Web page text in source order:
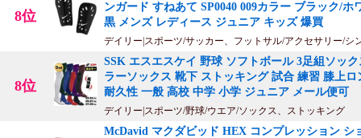
8位
ンガード すねあて SP0040 009カラー ブラック/ホ
黒 メンズ レディース ジュニア キッズ 爆買
デイリー|スポーツ/サッカー、フットサル/アクセサリー/シ
8位
SSK エスエスケイ 野球 ソフトボール 3足組ソッ
ラーソックス 靴下 ストッキング 試合 練習 膝上ロ
耐久性 一般 高校 中学 小学 ジュニア メール便可
デイリー|スポーツ/野球/ウエア/ソックス、ストッキング
McDavid マクダビッド HEX コンプレッション シ